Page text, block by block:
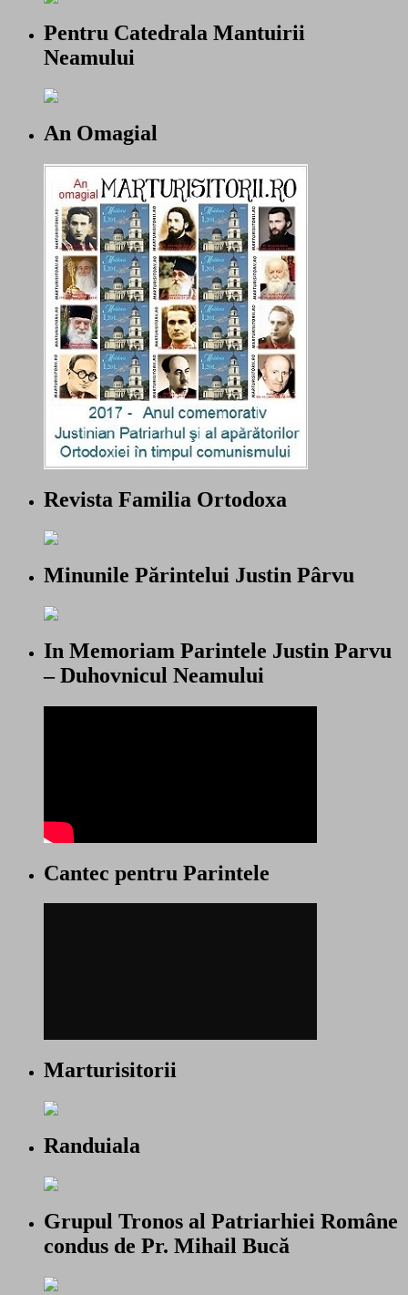
Pentru Catedrala Mantuirii
Neamului
An Omagial
Revista Familia Ortodoxa
Minunile Părintelui Justin Pârvu
In Memoriam Parintele Justin Parvu
– Duhovnicul Neamului
Cantec pentru Parintele
Marturisitorii
Randuiala
Grupul Tronos al Patriarhiei Române
condus de Pr. Mihail Bucă